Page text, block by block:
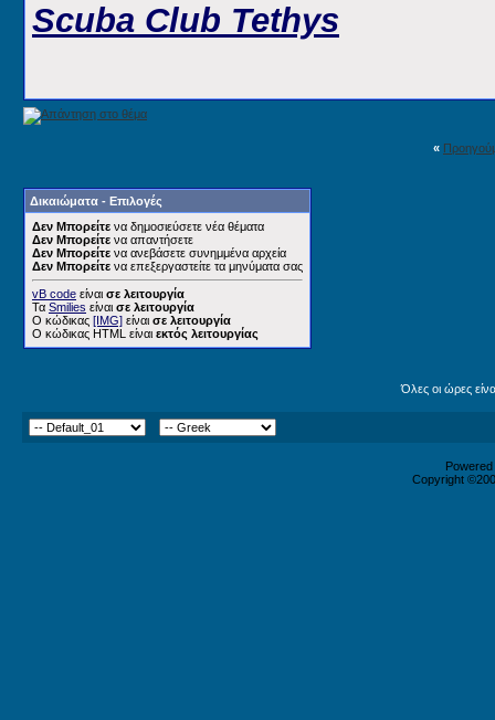
Scuba Club Tethys
«
Δικαιώματα - Επιλογές
Δεν Μπορείτε να δημοσιεύσετε νέα θέματα
Δεν Μπορείτε να απαντήσετε
Δεν Μπορείτε να ανεβάσετε συνημμένα αρχεία
Δεν Μπορείτε να επεξεργαστείτε τα μηνύματα σας
vB code είναι σε λειτουργία
Τα Smilies είναι σε λειτουργία
Ο κώδικας [IMG] είναι σε λειτουργία
Ο κώδικας HTML είναι εκτός λειτουργίας
Όλες οι ώρες
Copyright